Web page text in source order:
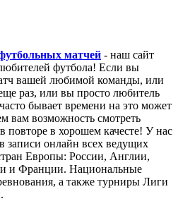
матчей - наш сайт
футбола! Если вы
вашей любимой команды, или
раз, или вы просто любитель
бывает времени на это может
вам возможность смотреть
повторе в хорошем качесте! У нас
записи онлайн всех ведущих
Европы: России, Англии,
и Франции. Национальные
а также турниры Лиги